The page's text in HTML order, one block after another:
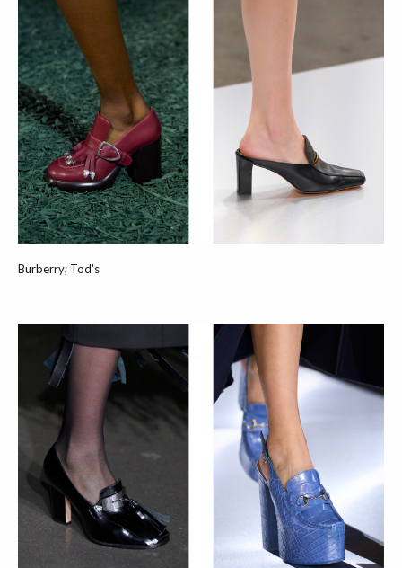
Burberry; Tod's